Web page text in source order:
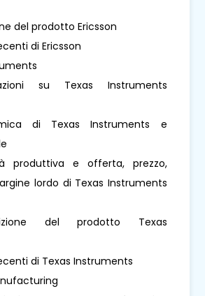
del prodotto Ericsson
di Ericsson
su Texas Instruments
di Texas Instruments e
produttiva e offerta, prezzo,
lordo di Texas Instruments
del prodotto Texas
di Texas Instruments